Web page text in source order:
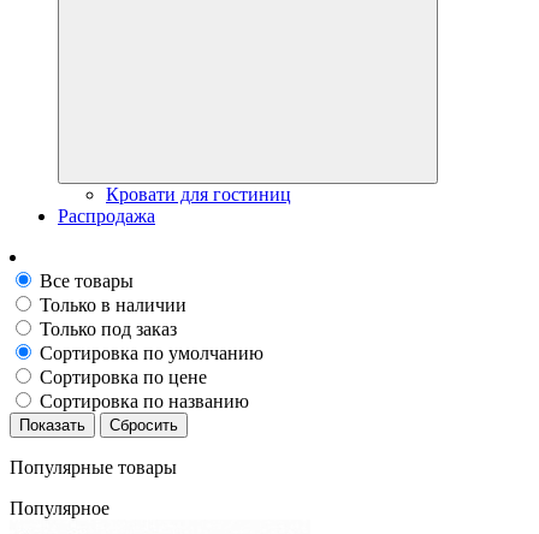
Кровати для гостиниц
Распродажа
Все товары
Только в наличии
Только под заказ
Сортировка по умолчанию
Сортировка по цене
Сортировка по названию
Популярные товары
Популярное